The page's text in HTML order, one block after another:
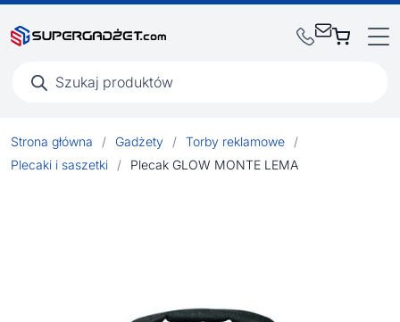
produktów
Strona główna / Gadżety / Torby reklamowe
/
Plecaki i saszetki
/ Plecak GLOW MONTE LEMA